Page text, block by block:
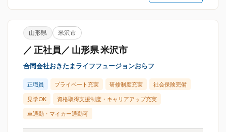
山形県 米沢市
／ 正社員／ 山形県 米沢市
合同会社おきたまライフフュージョンおらフ
正職員 プライベート充実 研修制度充実 社会保険完備
見学OK 資格取得支援制度・キャリアアップ充実
車通勤・マイカー通勤可